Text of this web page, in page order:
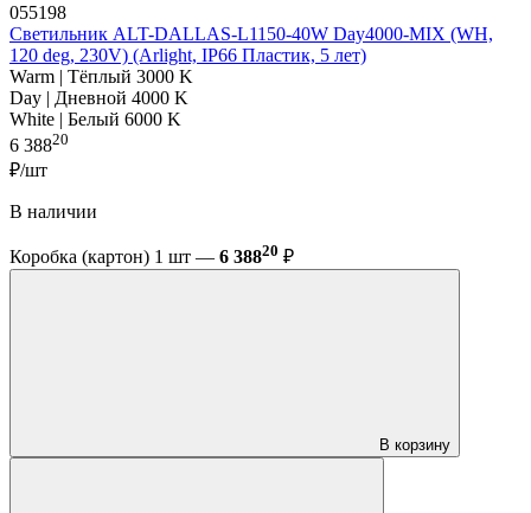
055198
Светильник ALT-DALLAS-L1150-40W Day4000-MIX (WH,
120 deg, 230V) (Arlight, IP66 Пластик, 5 лет)
Warm | Тёплый 3000 K
Day | Дневной 4000 K
White | Белый 6000 K
6 38820
₽/шт
В наличии
Коробка (картон) 1 шт — 6 38820 ₽
В корзину